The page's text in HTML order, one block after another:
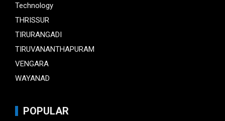
Technology
THRISSUR
TIRURANGADI
TIRUVANANTHAPURAM
VENGARA
WAYANAD
POPULAR